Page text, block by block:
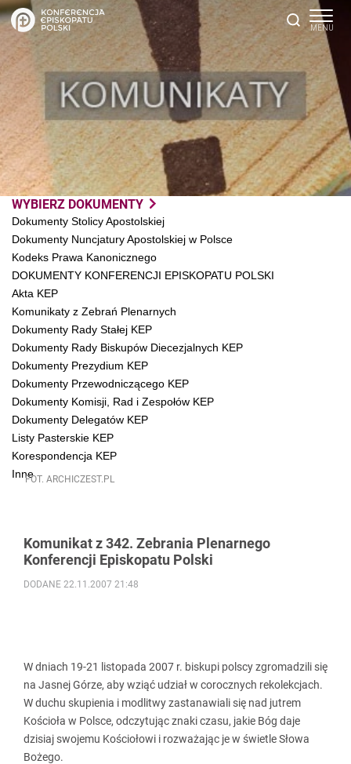
WYBIERZ DOKUMENTY
Dokumenty Stolicy Apostolskiej
Dokumenty Nuncjatury Apostolskiej w Polsce
Kodeks Prawa Kanonicznego
DOKUMENTY KONFERENCJI EPISKOPATU POLSKI
Akta KEP
Komunikaty z Zebrań Plenarnych
Dokumenty Rady Stałej KEP
Dokumenty Rady Biskupów Diecezjalnych KEP
Dokumenty Prezydium KEP
Dokumenty Przewodniczącego KEP
Dokumenty Komisji, Rad i Zespołów KEP
Dokumenty Delegatów KEP
Listy Pasterskie KEP
Korespondencja KEP
InneFOT. ARCHICZEST.PL
Komunikat z 342. Zebrania Plenarnego
Konferencji Episkopatu Polski
DODANE 22.11.2007 21:48
W dniach 19-21 listopada 2007 r. biskupi polscy zgromadzili się
na Jasnej Górze, aby wziąć udział w corocznych rekolekcjach.
W duchu skupienia i modlitwy zastanawiali się nad jutrem
Kościoła w Polsce, odczytując znaki czasu, jakie Bóg daje
dzisiaj swojemu Kościołowi i rozważając je w świetle Słowa
Bożego.